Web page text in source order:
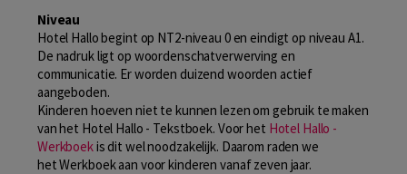
Niveau
Hotel Hallo begint op NT2-niveau 0 en eindigt op niveau A1.
De nadruk ligt op woordenschatverwerving en
communicatie. Er worden duizend woorden actief
aangeboden.
Kinderen hoeven niet te kunnen lezen om gebruik te maken
van het Hotel Hallo - Tekstboek. Voor het Hotel Hallo -
Werkboekis dit wel noodzakelijk. Daarom raden we
het Werkboek aan voor kinderen vanaf zeven jaar.